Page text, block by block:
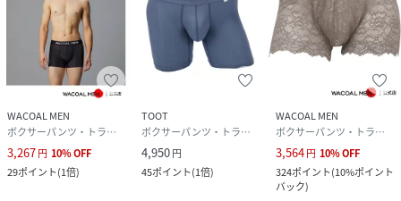
WACOAL MEN
ボクサーパンツ・トランクス
3,267円 10%OFF
29ポイント(1倍)
TOOT
ボクサーパンツ・トランクス
4,950円
45ポイント(1倍)
WACOAL MEN
ボクサーパンツ・トランクス
3,564円 10%OFF
324ポイント(10%ポイント
バック)